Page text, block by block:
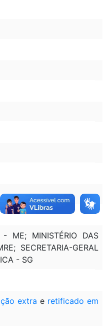
- ME; MINISTÉRIO DAS
SECRETARIA-GERAL
- SG
extra e retificado em